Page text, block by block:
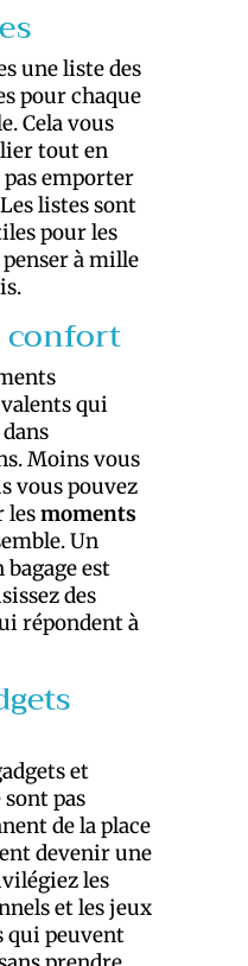
une liste des
pour chaque
Cela vous
tout en
pas emporter
listes sont
pour les
à mille
confort
qui
Moins vous
vous pouvez
lesmoments
Un
bagage est
des
répondent à
et
pas
de la place
devenir une
les
et les jeux
qui peuvent